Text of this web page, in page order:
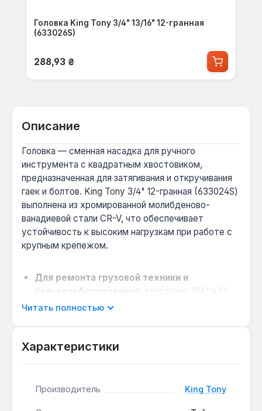
Головка King Tony 3/4" 13/16" 12-гранная
(633026S)
Обычная цена:
288,93 ₴
Описание
Головка — сменная насадка для ручного
инструмента с квадратным хвостовиком,
предназначенная для затягивания и откручивания
гаек и болтов. King Tony 3/4" 12-гранная (633024S)
выполнена из хромированной молибденово-
ванадиевой стали CR-V, что обеспечивает
устойчивость к высоким нагрузкам при работе с
крупным крепежом.
Для ремонта грузовой техники и
сельхозоборудования:
хвостовик 3/4" и 12-
гранная конструкция позволяют работать с
обслуживании двигателей и ходовой части.
мм дают доступ к гайкам в труднодоступных
Читать полностью
Характеристики
Производитель King Tony